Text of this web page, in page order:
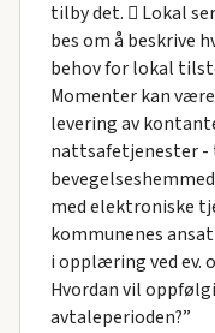
tilby det.  Lokal
bes om å beskrive
behov for lokal
Momenter kan
levering av
nattsafetjenester
med elektroniske
kommunenes
i opplæring ved ev.
Hvordan vil
avtaleperioden?”